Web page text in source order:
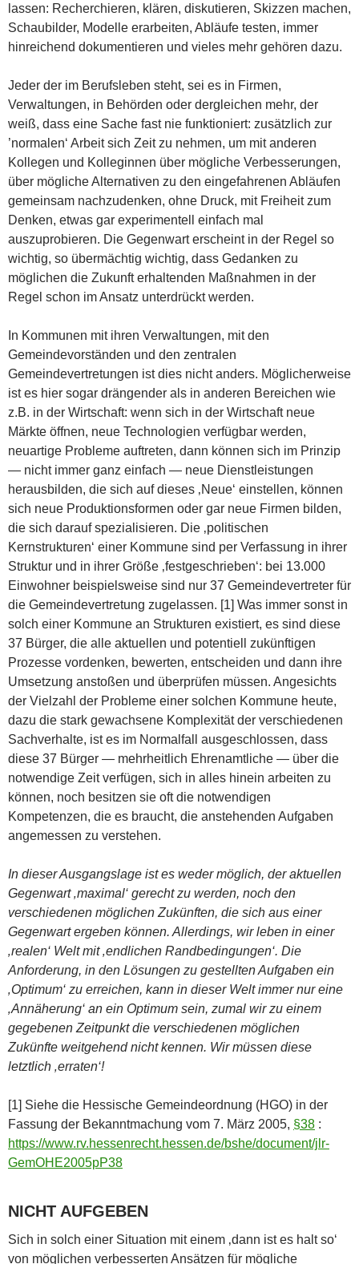
lassen: Recherchieren, klären, diskutieren, Skizzen machen,
Schaubilder, Modelle erarbeiten, Abläufe testen, immer
hinreichend dokumentieren und vieles mehr gehören dazu.
Jeder der im Berufsleben steht, sei es in Firmen,
Verwaltungen, in Behörden oder dergleichen mehr, der
weiß, dass eine Sache fast nie funktioniert: zusätzlich zur
’normalen‘ Arbeit sich Zeit zu nehmen, um mit anderen
Kollegen und Kolleginnen über mögliche Verbesserungen,
über mögliche Alternativen zu den eingefahrenen Abläufen
gemeinsam nachzudenken, ohne Druck, mit Freiheit zum
Denken, etwas gar experimentell einfach mal
auszuprobieren. Die Gegenwart erscheint in der Regel so
wichtig, so übermächtig wichtig, dass Gedanken zu
möglichen die Zukunft erhaltenden Maßnahmen in der
Regel schon im Ansatz unterdrückt werden.
In Kommunen mit ihren Verwaltungen, mit den
Gemeindevorständen und den zentralen
Gemeindevertretungen ist dies nicht anders. Möglicherweise
ist es hier sogar drängender als in anderen Bereichen wie
z.B. in der Wirtschaft: wenn sich in der Wirtschaft neue
Märkte öffnen, neue Technologien verfügbar werden,
neuartige Probleme auftreten, dann können sich im Prinzip
— nicht immer ganz einfach — neue Dienstleistungen
herausbilden, die sich auf dieses ‚Neue‘ einstellen, können
sich neue Produktionsformen oder gar neue Firmen bilden,
die sich darauf spezialisieren. Die ‚politischen
Kernstrukturen‘ einer Kommune sind per Verfassung in ihrer
Struktur und in ihrer Größe ‚festgeschrieben‘: bei 13.000
Einwohner beispielsweise sind nur 37 Gemeindevertreter für
die Gemeindevertretung zugelassen. [1] Was immer sonst in
solch einer Kommune an Strukturen existiert, es sind diese
37 Bürger, die alle aktuellen und potentiell zukünftigen
Prozesse vordenken, bewerten, entscheiden und dann ihre
Umsetzung anstoßen und überprüfen müssen. Angesichts
der Vielzahl der Probleme einer solchen Kommune heute,
dazu die stark gewachsene Komplexität der verschiedenen
Sachverhalte, ist es im Normalfall ausgeschlossen, dass
diese 37 Bürger — mehrheitlich Ehrenamtliche — über die
notwendige Zeit verfügen, sich in alles hinein arbeiten zu
können, noch besitzen sie oft die notwendigen
Kompetenzen, die es braucht, die anstehenden Aufgaben
angemessen zu verstehen.
In dieser Ausgangslage ist es weder möglich, der aktuellen
Gegenwart ‚maximal‘ gerecht zu werden, noch den
verschiedenen möglichen Zukünften, die sich aus einer
Gegenwart ergeben können. Allerdings, wir leben in einer
‚realen‘ Welt mit ‚endlichen Randbedingungen‘. Die
Anforderung, in den Lösungen zu gestellten Aufgaben ein
‚Optimum‘ zu erreichen, kann in dieser Welt immer nur eine
‚Annäherung‘ an ein Optimum sein, zumal wir zu einem
gegebenen Zeitpunkt die verschiedenen möglichen
Zukünfte weitgehend nicht kennen. Wir müssen diese
letztlich ‚erraten‘!
[1] Siehe die Hessische Gemeindeordnung (HGO) in der
Fassung der Bekanntmachung vom 7. März 2005, §38 :
https://www.rv.hessenrecht.hessen.de/bshe/document/jlr-
GemOHE2005pP38
NICHT AUFGEBEN
Sich in solch einer Situation mit einem ‚dann ist es halt so‘
von möglichen verbesserten Ansätzen für mögliche